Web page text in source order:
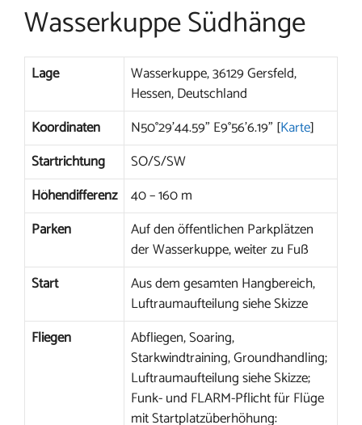
Wasserkuppe Südhänge
Lage
Wasserkuppe, 36129 Gersfeld,
Hessen, Deutschland
Koordinaten
N50°29’44.59” E9°56’6.19” [Karte]
Startrichtung
SO/S/SW
Höhendifferenz
40 – 160 m
Parken
Auf den öffentlichen Parkplätzen
der Wasserkuppe, weiter zu Fuß
Start
Aus dem gesamten Hangbereich,
Luftraumaufteilung siehe Skizze
Fliegen
Abfliegen, Soaring,
Starkwindtraining, Groundhandling;
Luftraumaufteilung siehe Skizze;
Funk- und FLARM-Pflicht für Flüge
mit Startplatzüberhöhung: